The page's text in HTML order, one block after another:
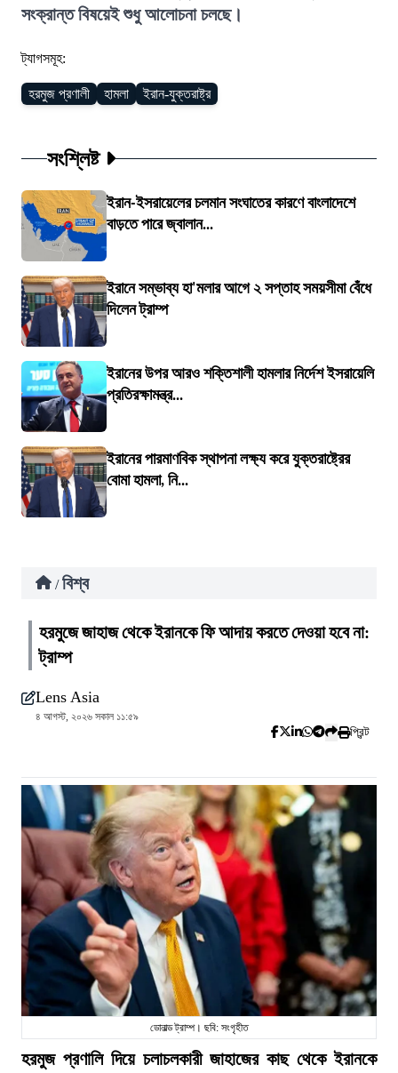
সংক্রান্ত বিষয়েই শুধু আলোচনা চলছে।
ট্যাগসমূহ:
হরমুজ প্রণালী হামলা ইরান-যুক্তরাষ্ট্র
সংশ্লিষ্ট
ইরান-ইসরায়েলের চলমান সংঘাতের কারণে বাংলাদেশে
বাড়তে পারে জ্বালান...
ইরানে সম্ভাব্য হা'মলার আগে ২ সপ্তাহ সময়সীমা বেঁধে
দিলেন ট্রাম্প
ইরানের উপর আরও শক্তিশালী হামলার নির্দেশ ইসরায়েলি
প্রতিরক্ষামন্ত্র...
ইরানের পারমাণবিক স্থাপনা লক্ষ্য করে যুক্তরাষ্ট্রের
বোমা হামলা, নি...
/ বিশ্ব
হরমুজে জাহাজ থেকে ইরানকে ফি আদায় করতে দেওয়া হবে না:
ট্রাম্প
Lens Asia
৪ আগস্ট, ২০২৬ সকাল ১১:৫৯
প্রিন্ট
ডোনাল্ড ট্রাম্প। ছবি: সংগৃহীত
হরমুজ প্রণালি দিয়ে চলাচলকারী জাহাজের কাছ থেকে ইরানকে